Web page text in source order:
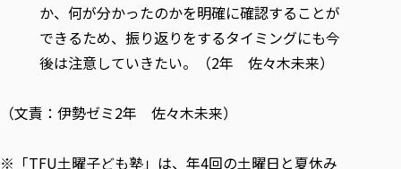
か、何が分かったのかを明確に確認することが
できるため、振り返りをするタイミングにも今
後は注意していきたい。（2年 佐々木未来）
（文責：伊勢ゼミ2年 佐々木未来）
※「TFU土曜子ども塾」は、年4回の土曜日と夏休み